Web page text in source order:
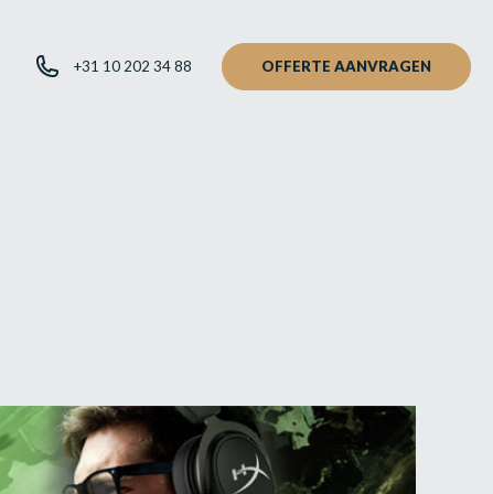
+31 10 202 34 88 OFFERTE AANVRAGEN